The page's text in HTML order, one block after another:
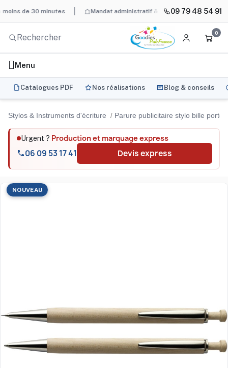
de 30 minutes Mandat administratif & Chorus Pro BAT
09 79 48 54 91
0
Menu
Catalogues PDF Nos réalisations Blog & conseils
Stylos & Instruments d'écriture Parure publicitaire stylo bille
Urgent ? Production et marquage express
06 09 53 17 41 Devis express
NOUVEAU